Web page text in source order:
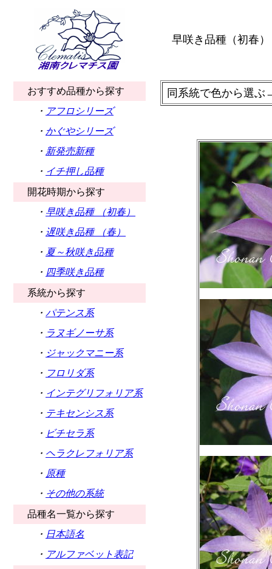
早咲き品種（初春）
おすすめ品種から探す
・ アフロシリーズ
・ かぐやシリーズ
・ 新発売新種
・ イチ押し品種
開花時期から探す
・ 早咲き品種 （初春）
・ 遅咲き品種 （春）
・ 夏～秋咲き品種
・ 四季咲き品種
系統から探す
・ パテンス系
・ ラヌギノーサ系
・ ジャックマニー系
・ フロリダ系
・ インテグリフォリア系
・ テキセンシス系
・ ビチセラ系
・ ヘラクレフォリア系
・ 原種
・ その他の系統
品種名一覧から探す
・ 日本語名
・ アルファベット表記
同系統で色から選ぶ